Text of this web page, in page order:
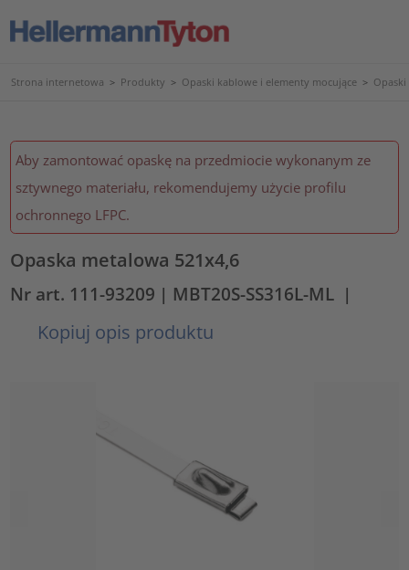
Strona internetowa > Produkty > Opaski kablowe i elementy mocujące >
Aby zamontować opaskę na przedmiocie wykonanym ze
sztywnego materiału, rekomendujemy użycie profilu
ochronnego LFPC.
Opaska metalowa 521x4,6
Nr art. 111-93209 | MBT20S-SS316L-ML |
Kopiuj opis produktu